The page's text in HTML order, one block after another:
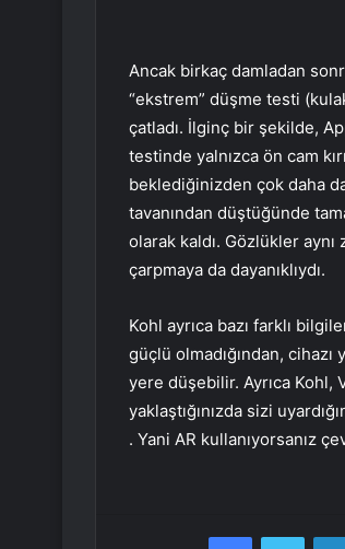
Ancak birkaç damladan
“ekstrem” düşme testi
çatladı. İlginç bir şekilde,
testinde yalnızca ön cam
beklediğinizden çok daha
tavanından düştüğünde
olarak kaldı. Gözlükler
çarpmaya da dayanıklıydı.
Kohl ayrıca bazı farklı
güçlü olmadığından, cihazı
yere düşebilir. Ayrıca Kohl,
yaklaştığınızda sizi
. Yani AR kullanıyorsanız
Facebook